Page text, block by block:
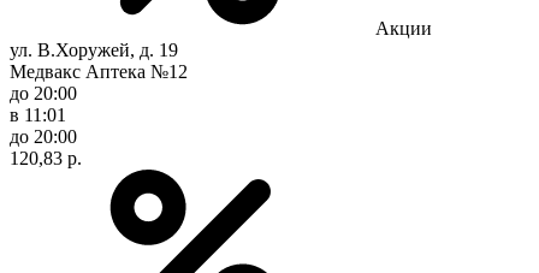
Акции
ул. В.Хоружей, д. 19
Медвакс Аптека №12
до 20:00
в 11:01
до 20:00
120,83 р.